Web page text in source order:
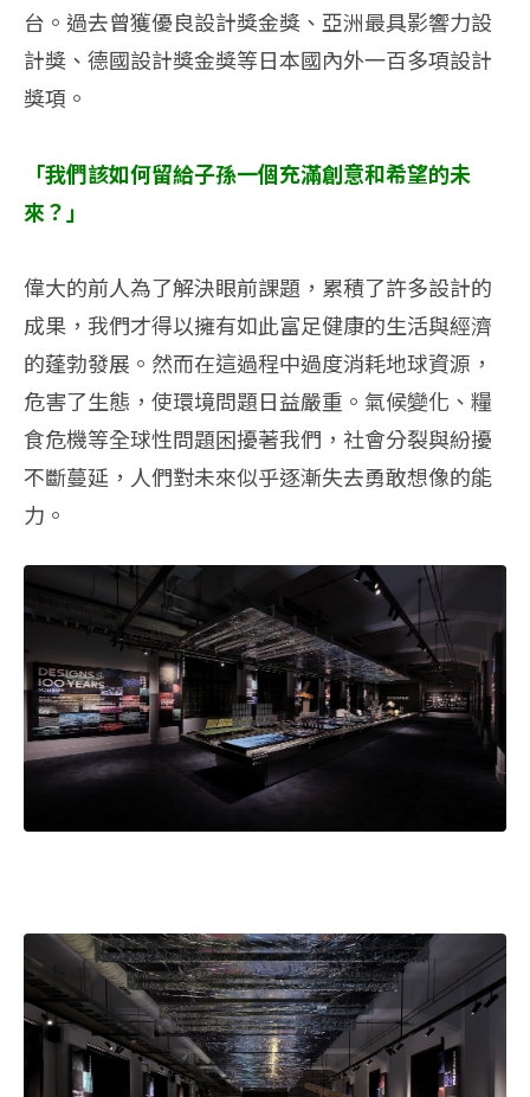
台。過去曾獲優良設計獎金獎、亞洲最具影響力設
計獎、德國設計獎金獎等日本國內外一百多項設計
獎項。
「我們該如何留給子孫一個充滿創意和希望的未
來？」
偉大的前人為了解決眼前課題，累積了許多設計的
成果，我們才得以擁有如此富足健康的生活與經濟
的蓬勃發展。然而在這過程中過度消耗地球資源，
危害了生態，使環境問題日益嚴重。氣候變化、糧
食危機等全球性問題困擾著我們，社會分裂與紛擾
不斷蔓延，人們對未來似乎逐漸失去勇敢想像的能
力。